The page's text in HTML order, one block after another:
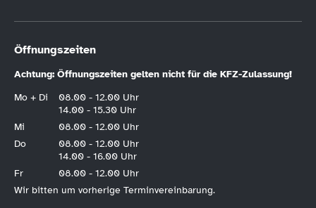
Öffnungszeiten
Achtung: Öffnungszeiten gelten nicht für die KFZ-Zulassung!
Mo + Di
08.00 - 12.00 Uhr
14.00 - 15.30 Uhr
Mi
08.00 - 12.00 Uhr
Do
08.00 - 12.00 Uhr
14.00 - 16.00 Uhr
Fr
08.00 - 12.00 Uhr
Wir bitten um vorherige Terminvereinbarung.